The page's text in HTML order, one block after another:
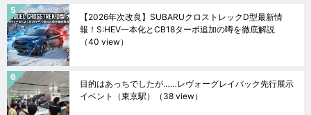
【2026年次改良】SUBARUクロストレックD型最新情
報！S:HEV一本化とCB18ターボ追加の噂を徹底解説
（40 view）
目的はあっちでしたが……レヴォーグレイバック先行展示
イベント（東京駅）
（38 view）